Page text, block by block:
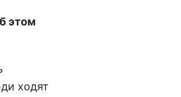
этом
ходят